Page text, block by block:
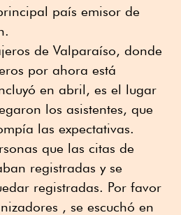
país emisor de
de Valparaíso, donde
por ahora está
en abril, es el lugar
los asistentes, que
las expectativas.
que las citas de
registradas y se
registradas. Por favor
, se escuchó en